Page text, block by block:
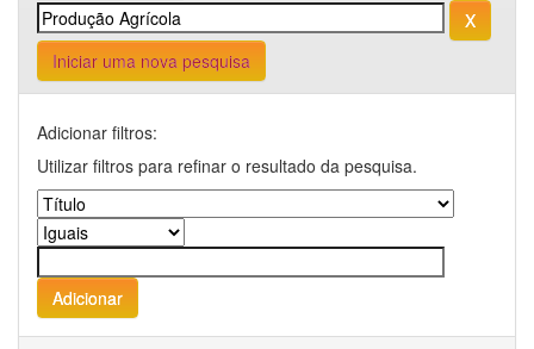
Iniciar uma nova pesquisa
Adicionar filtros:
Utilizar filtros para refinar o resultado da pesquisa.